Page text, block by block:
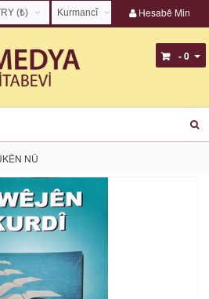
Hesabê Min
Kurmancî
Türkçe
Zazakî
(₺)
(€)
(₺)
(£)
- 0
NÛ